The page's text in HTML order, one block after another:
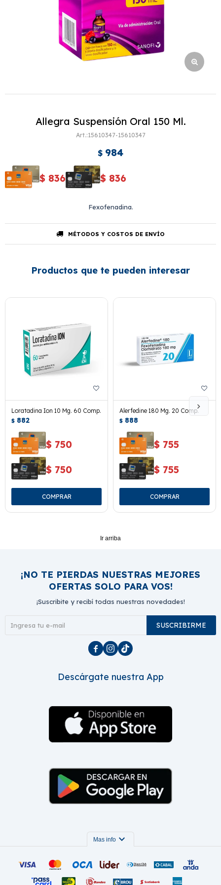
Allegra Suspensión Oral 150 Ml.
15610347-15610347
$ 984
$ 836 $ 836
Fexofenadina.
MÉTODOS Y COSTOS DE ENVÍO
Productos que te pueden interesar
Loratadina Ion 10 Mg. 60 Comp.
$ 882
$ 750
$ 750
Alerfedine 180 Mg. 20 Comp.
$ 888
$ 755
$ 755
Ir arriba
¡NO TE PIERDAS NUESTRAS MEJORES
OFERTAS SOLO PARA VOS!
¡Suscribite y recibí todas nuestras novedades!
SUSCRIBIRME
  
Descárgate nuestra App
Mas info expand_more